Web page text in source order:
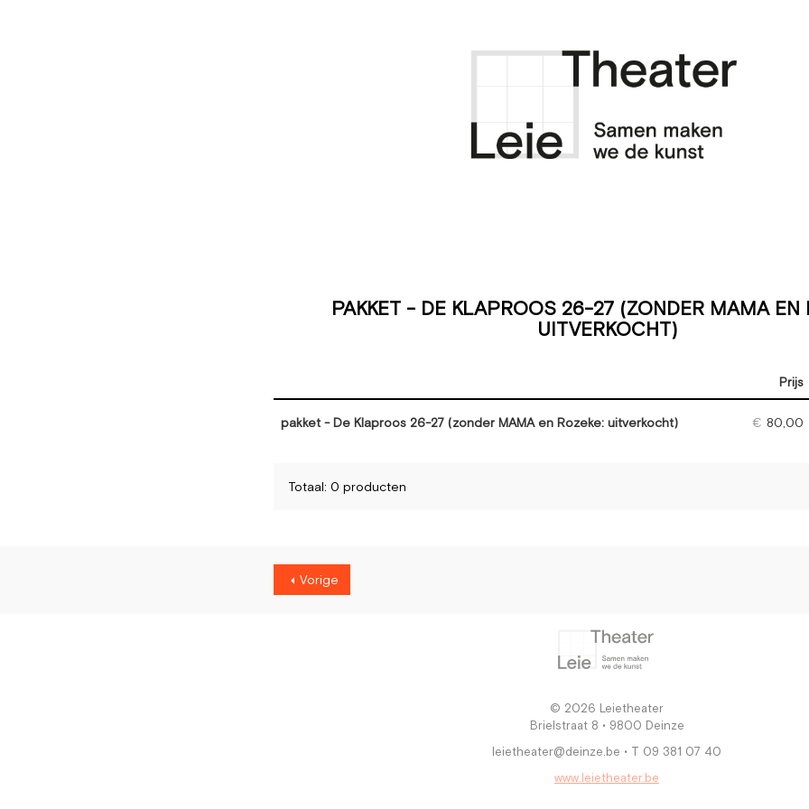
PAKKET - DE KLAPROOS 26-27 (ZONDER MAMA EN
UITVERKOCHT)
Prijs
pakket - De Klaproos 26-27 (zonder MAMA en Rozeke: uitverkocht)
€ 80,00
Totaal: 0 producten
Vorige
© 2026 Leietheater
Brielstraat 8 • 9800 Deinze
leietheater@deinze.be • T 09 381 07 40
www.leietheater.be